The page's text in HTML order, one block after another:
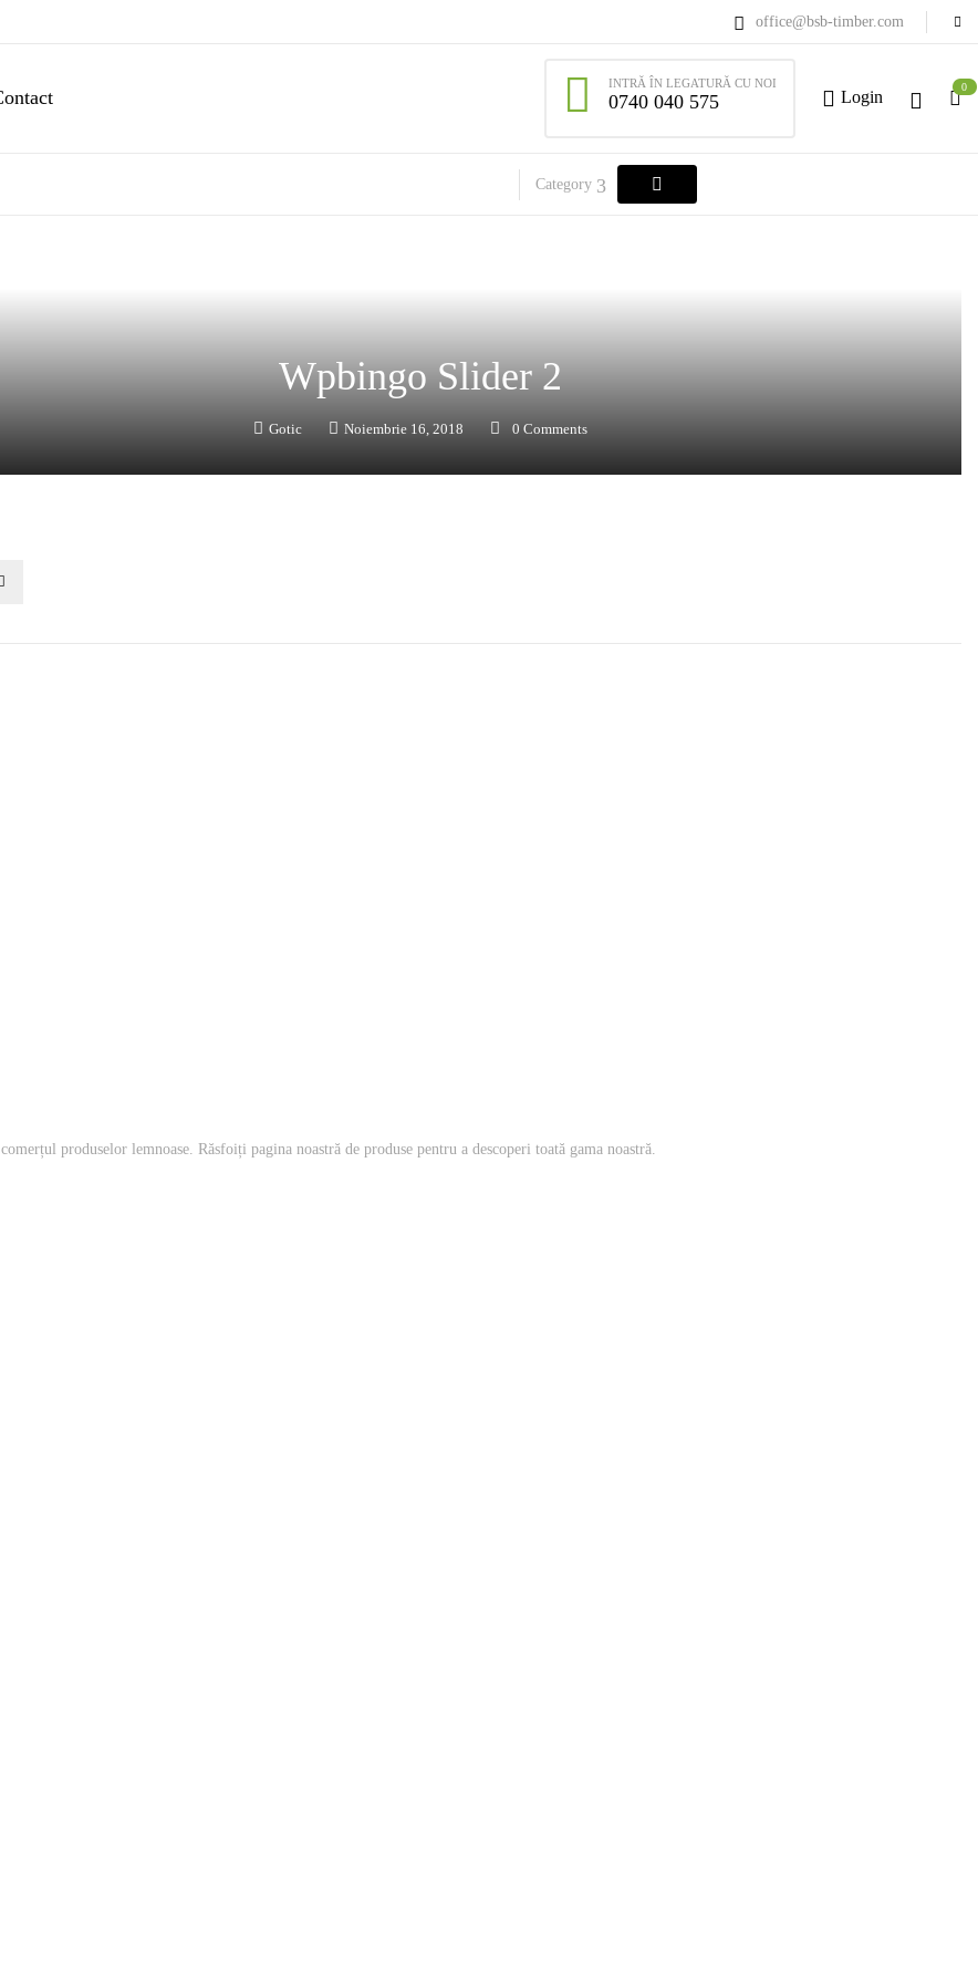
office@bsb-timber.com
INTRĂ ÎN LEGATURĂ CU NOI
0740 040 575 Login
0
Category
Wpbingo Slider 2
Gotic Noiembrie 16, 2018 0 Comments
produselor lemnoase. Răsfoiți pagina noastră de produse pentru a descoperi toată gama noastră.